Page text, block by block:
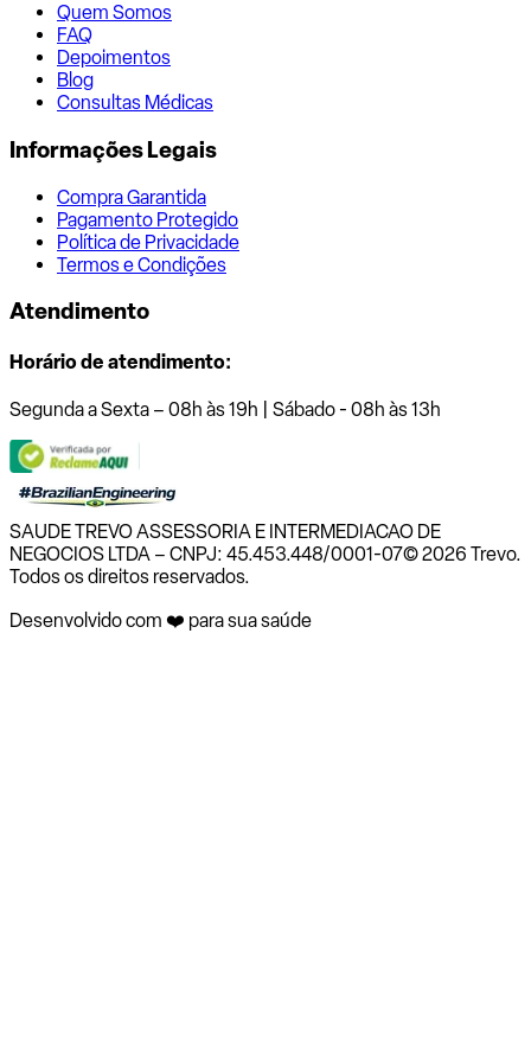
Quem Somos
FAQ
Depoimentos
Blog
Consultas Médicas
Informações Legais
Compra Garantida
Pagamento Protegido
Política de Privacidade
Termos e Condições
Atendimento
Horário de atendimento:
Segunda a Sexta – 08h às 19h | Sábado - 08h às 13h
SAUDE TREVO ASSESSORIA E INTERMEDIACAO DE
NEGOCIOS LTDA – CNPJ: 45.453.448/0001-07© 2026 Trevo.
Todos os direitos reservados.
Desenvolvido com ❤️ para sua saúde